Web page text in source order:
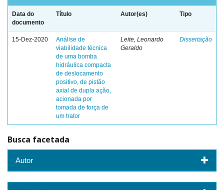
Data do
documento
Título Autor(es) Tipo
15-Dez-2020
Análise de
viabilidade técnica
de uma bomba
hidráulica compacta
de deslocamento
positivo, de pistão
axial de dupla ação,
acionada por
tomada de força de
um trator
Leite, Leonardo
Geraldo
Dissertação
Busca facetada
Autor